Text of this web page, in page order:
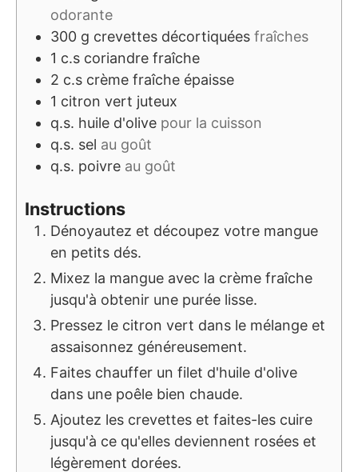
odorante
300 g crevettes décortiquées fraîches
1 c.s coriandre fraîche
2 c.s crème fraîche épaisse
1 citron vert juteux
q.s. huile d'olive pour la cuisson
q.s. sel au goût
q.s. poivre au goût
Instructions
Dénoyautez et découpez votre mangue
en petits dés.
Mixez la mangue avec la crème fraîche
jusqu'à obtenir une purée lisse.
Pressez le citron vert dans le mélange et
assaisonnez généreusement.
Faites chauffer un filet d'huile d'olive
dans une poêle bien chaude.
Ajoutez les crevettes et faites-les cuire
jusqu'à ce qu'elles deviennent rosées et
légèrement dorées.